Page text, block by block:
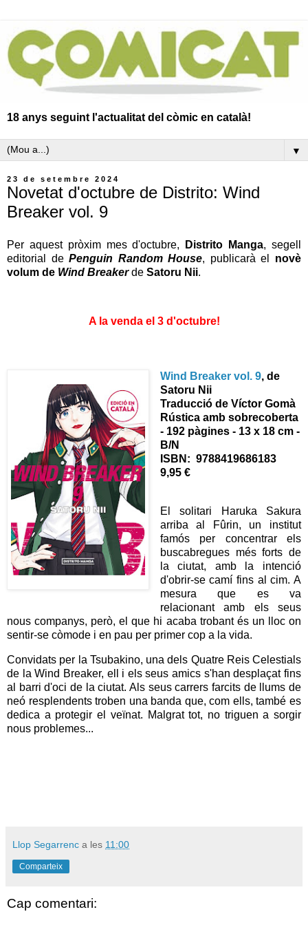
18 anys seguint l'actualitat del còmic en català!
▼
23 de setembre 2024
Novetat d'octubre de Distrito: Wind
Breaker vol. 9
Per aquest pròxim mes d'octubre, Distrito Manga, segell
editorial dePenguin Random House, publicarà el novè
volum de Wind Breakerde Satoru Nii.
A la venda el 3 d'octubre!
Wind Breaker vol. 9, de
Satoru Nii
Traducció de Víctor Gomà
Rústica amb sobrecoberta
- 192 pàgines - 13 x 18 cm -
B/N
ISBN: 9788419686183
9,95 €
El solitari Haruka Sakura
arriba al Fûrin, un institut
famós per concentrar els
buscabregues més forts de
la ciutat, amb la intenció
d'obrir-se camí fins al cim. A
mesura que es va
relacionant amb els seus
nous companys, però, el que hi acaba trobant és un lloc on
sentir-se còmode i en pau per primer cop a la vida.
Convidats per la Tsubakino, una dels Quatre Reis Celestials
de la Wind Breaker, ell i els seus amics s'han desplaçat fins
al barri d'oci de la ciutat. Als seus carrers farcits de llums de
neó resplendents troben una banda que, com ells, també es
dedica a protegir el veïnat. Malgrat tot, no triguen a sorgir
nous problemes...
Llop Segarrenc a les 11:00
Comparteix
Cap comentari: